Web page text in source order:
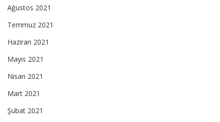
Ağustos 2021
Temmuz 2021
Haziran 2021
Mayıs 2021
Nisan 2021
Mart 2021
Şubat 2021